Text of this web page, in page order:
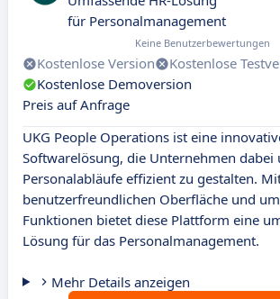
für Personalmanagement
Keine Benutzerbewertungen
Kostenlose Version
Kostenlose
Kostenlose Demoversion
Preis auf Anfrage
UKG People Operations ist eine
Softwarelösung, die Unternehmen
Personalabläufe effizient zu gestalten.
benutzerfreundlichen Oberfläche und
Funktionen bietet diese Plattform eine
Lösung für das Personalmanagement.
Mehr Details anzeigen